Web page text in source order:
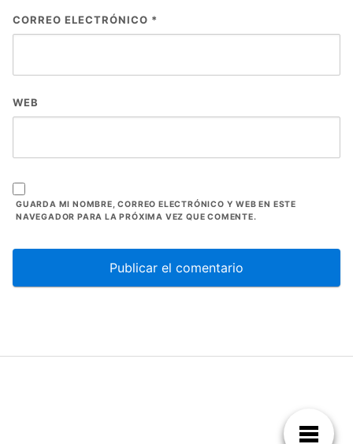
CORREO ELECTRÓNICO *
WEB
GUARDA MI NOMBRE, CORREO ELECTRÓNICO Y WEB EN ESTE
NAVEGADOR PARA LA PRÓXIMA VEZ QUE COMENTE.